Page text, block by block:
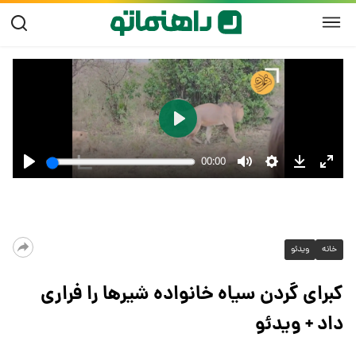
خانه ویدئو
کبرای گردن سیاه خانواده شیرها را فراری
داد + ویدئو